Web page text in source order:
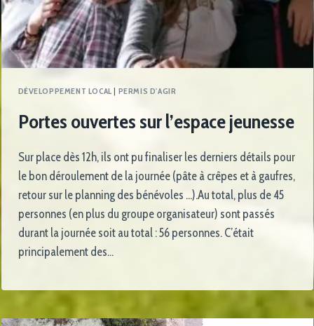
DÉVELOPPEMENT LOCAL PERMIS D'AGIR
Portes ouvertes sur l’espace jeunesse
Sur place dès 12h, ils ont pu finaliser les derniers détails pour
le bon déroulement de la journée (pâte à crêpes et à gaufres,
retour sur le planning des bénévoles …).Au total, plus de 45
personnes (en plus du groupe organisateur) sont passés
durant la journée soit au total : 56 personnes. C’était
principalement des…